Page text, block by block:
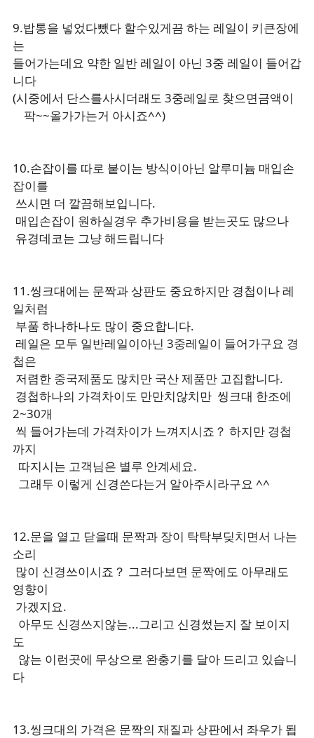
9.밥통을 넣었다뺐다 할수있게끔 하는 레일이 키큰장에
는
들어가는데요 약한 일반 레일이 아닌 3중 레일이 들어갑
니다
(시중에서 단스를사시더래도 3중레일로 찾으면금액이
팍~~올가가는거 아시죠^^)
10.손잡이를 따로 붙이는 방식이아닌 알루미늄 매입손
잡이를
쓰시면 더 깔끔해보입니다.
매입손잡이 원하실경우 추가비용을 받는곳도 많으나
유경데코는 그냥 해드립니다
11.씽크대에는 문짝과 상판도 중요하지만 경첩이나 레
일처럼
부품 하나하나도 많이 중요합니다.
레일은 모두 일반레일이아닌 3중레일이 들어가구요 경
첩은
저렴한 중국제품도 많치만 국산 제품만 고집합니다.
경첩하나의 가격차이도 만만치않치만 씽크대 한조에
2~30개
씩 들어가는데 가격차이가 느껴지시죠？ 하지만 경첩
까지
따지시는 고객님은 별루 안계세요.
그래두 이렇게 신경쓴다는거 알아주시라구요 ^^
12.문을 열고 닫을때 문짝과 장이 탁탁부딪치면서 나는
소리
많이 신경쓰이시죠？ 그러다보면 문짝에도 아무래도
영향이
가겠지요.
아무도 신경쓰지않는...그리고 신경썼는지 잘 보이지
도
않는 이런곳에 무상으로 완충기를 달아 드리고 있습니
다
13.씽크대의 가격은 문짝의 재질과 상판에서 좌우가 됩